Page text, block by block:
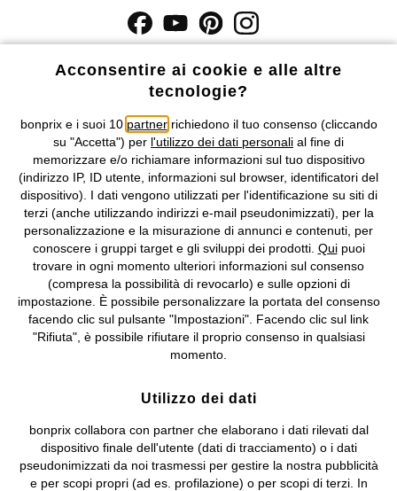
I prezzi sono IVA inclusa. Non includono
le spese di spedizione e i
costi di servizio.
Condizioni di vendita Accessibilità
Informativa privacy e cookie Gestione dei cookie
Informazioni legali Diritto di recesso
©2026 bonprix.Tutti i diritti riservati.
bonprix S.r.l. con socio unico, sede legale: via Adua 33 - 13855
Valdengo (BI) C.F. 01510910027 - P.I. 01939830020, Reg. Imprese di
Biella n. 01510910027, R.E.A. BI - 171345, N. Reg. Pile:
IT09060P00000858, N. Reg. AEE: IT08020000002105 Capitale
Sociale: euro 1.000.000 i.v, Società soggetta all'attività di direzione
e coordinamento di bonprix Beteiligungs -Verwaltungsgesellschaft
mbH.
Acconsentire ai cookie e alle altre
tecnologie?
bonprix e i suoi 10 partnerrichiedono il tuo consenso (cliccando
su "Accetta") per l'utilizzo dei dati personali al fine di
memorizzare e/o richiamare informazioni sul tuo dispositivo
(indirizzo IP, ID utente, informazioni sul browser, identificatori del
dispositivo). I dati vengono utilizzati per l'identificazione su siti di
terzi (anche utilizzando indirizzi e-mail pseudonimizzati), per la
personalizzazione e la misurazione di annunci e contenuti, per
conoscere i gruppi target e gli sviluppi dei prodotti. Quipuoi
trovare in ogni momento ulteriori informazioni sul consenso
(compresa la possibilità di revocarlo) e sulle opzioni di
impostazione. È possibile personalizzare la portata del consenso
facendo clic sul pulsante "Impostazioni". Facendo clic sul link
"Rifiuta", è possibile rifiutare il proprio consenso in qualsiasi
momento.
Utilizzo dei dati
bonprix collabora con partner che elaborano i dati rilevati dal
dispositivo finale dell'utente (dati di tracciamento) o i dati
pseudonimizzati da noi trasmessi per gestire la nostra pubblicità
e per scopi propri (ad es. profilazione) o per scopi di terzi. In